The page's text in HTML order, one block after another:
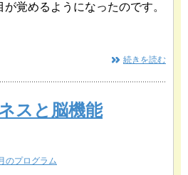
が覚めるようになったのです。
続きを読む
スと脳機能
のプログラム